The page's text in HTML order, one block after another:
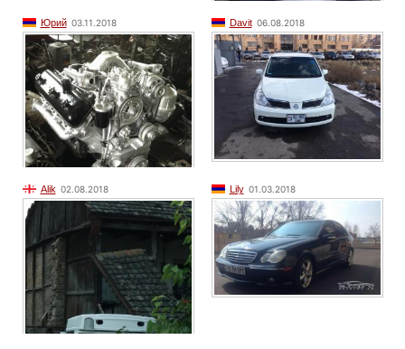
Юрий 03.11.2018 Davit 06.08.2018
Alik 02.08.2018 Lily 01.03.2018